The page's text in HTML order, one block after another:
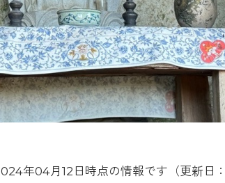
年04月12日時点の情報です（更新日